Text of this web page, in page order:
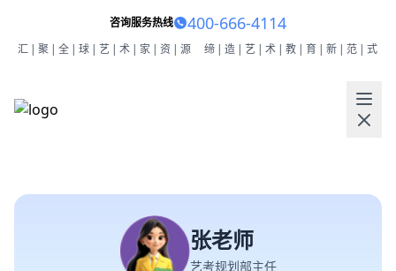
咨询服务热线 400-666-4114
汇|聚|全|球|艺|术|家|资|源 缔|造|艺|术|教|育|新|范|式
张老师
艺考规划部主任